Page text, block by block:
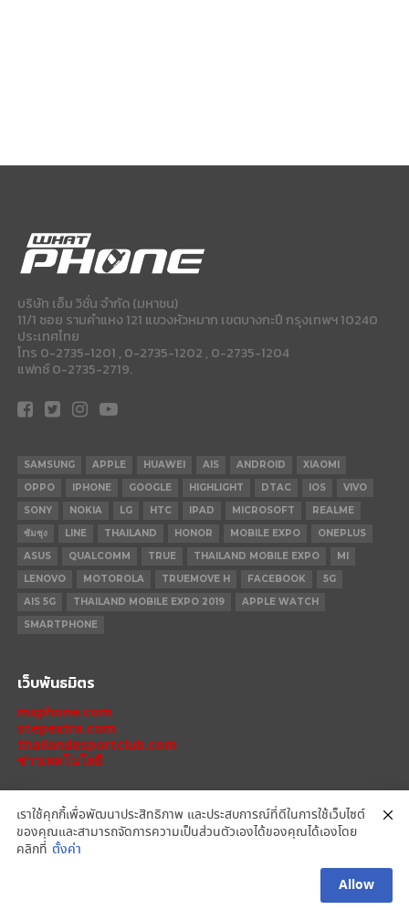
บริษัท เอ็ม วิชั่น จำกัด (มหาชน)
11/1 ซอย รามคำแหง 121 แขวงหัวหมาก เขตบางกะปี กรุงเทพฯ 10240
ประเทศไทย
โทร 0-2735-1201 , 0-2735-1202 , 0-2735-1204
แฟกซ์ 0-2735-2719.
SAMSUNG APPLE HUAWEI AIS ANDROID
XIAOMI
OPPO
IPHONE GOOGLE HIGHLIGHT DTAC IOS
VIVO
SONY
NOKIA LG HTC IPAD MICROSOFT
REALME
ซัมซุง
LINE THAILAND HONOR MOBILE EXPO
ONEPLUS
ASUS
QUALCOMM TRUE THAILAND MOBILE EXPO
MI
LENOVO
MOTOROLA TRUEMOVE H FACEBOOK
5G
AIS 5G
THAILAND MOBILE EXPO 2019
APPLE WATCH
SMARTPHONE
เว็บพันธมิตร
mxphone.com
stepextra.com
thailandesportclub.com
ข่าวเทคโนโลยี
IPHONE 14 PRO
REDMI
เราใช้คุกกี้เพื่อพัฒนาประสิทธิภาพ และประสบการณ์ที่ดีในการใช้เว็บไซต์
ของคุณและสามารถจัดการความเป็นส่วนตัวเองได้ของคุณได้เองโดย
คลิกที่ ตั้งค่า
Allow